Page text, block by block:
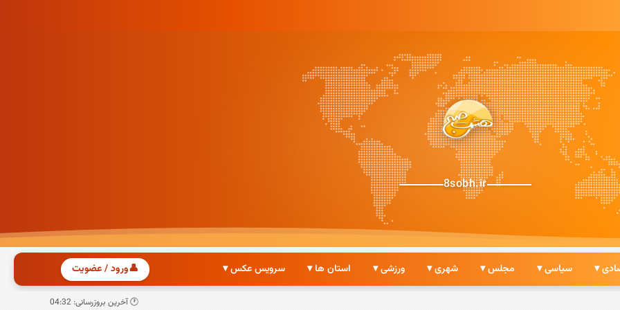
8sobh.ir
▾ سیاسی ▾ مجلس ▾ شهری ▾ ورزشی ▾ استان ها ▾ سرویس عکس ▾ 👤ورود / عضویت
🕐 آخرین بروزرسانی: 04:32